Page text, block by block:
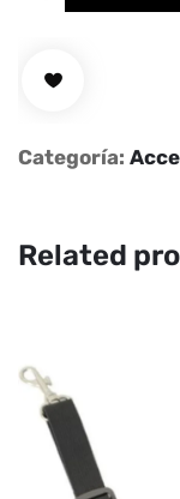
1
cantidad
Categoría:
Related